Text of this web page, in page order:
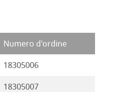
Numero d'ordine
18305006
18305007